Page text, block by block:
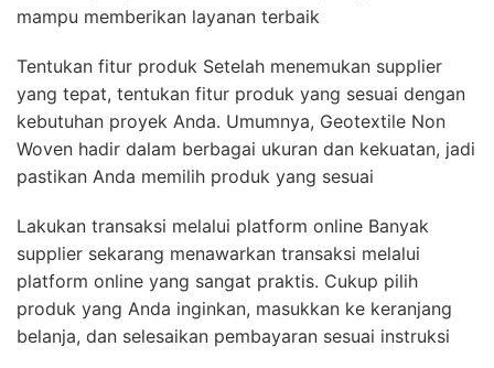
mampu memberikan layanan terbaik
Tentukan fitur produk Setelah menemukan supplier
yang tepat, tentukan fitur produk yang sesuai dengan
kebutuhan proyek Anda. Umumnya, Geotextile Non
Woven hadir dalam berbagai ukuran dan kekuatan, jadi
pastikan Anda memilih produk yang sesuai
Lakukan transaksi melalui platform online Banyak
supplier sekarang menawarkan transaksi melalui
platform online yang sangat praktis. Cukup pilih
produk yang Anda inginkan, masukkan ke keranjang
belanja, dan selesaikan pembayaran sesuai instruksi